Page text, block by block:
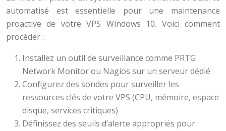
automatisé est essentielle pour une maintenance
proactive de votre VPS Windows 10. Voici comment
procéder :
Installez un outil de surveillance comme PRTG
Network Monitor ou Nagios sur un serveur dédié
Configurez des sondes pour surveiller les
ressources clés de votre VPS (CPU, mémoire, espace
disque, services critiques)
Définissez des seuils d’alerte appropriés pour